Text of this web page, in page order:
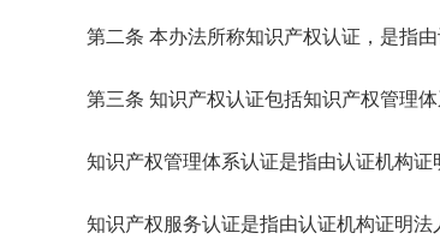
第二条 本办法所称知识产权认证，是指
第三条 知识产权认证包括知识产权管理
知识产权管理体系认证是指由认证机构
知识产权服务认证是指由认证机构证明